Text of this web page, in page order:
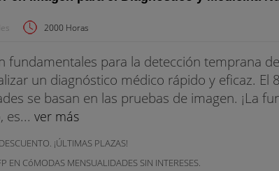
2000 Horas
fundamentales para la detección temprana
un diagnóstico médico rápido y eficaz. El
se basan en las pruebas de imagen. ¡La
es... ver más
¡ÚLTIMAS PLAZAS!
EN CóMODAS MENSUALIDADES SIN INTERESES.